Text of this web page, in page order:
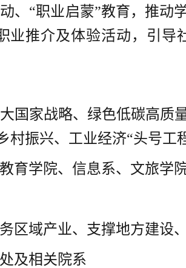
、“职业启蒙”教育，推动
业推介及体验活动，引导
国家战略、绿色低碳高质
振兴、工业经济“头号工
育学院、信息系、文旅学
区域产业、支撑地方建设
及相关院系